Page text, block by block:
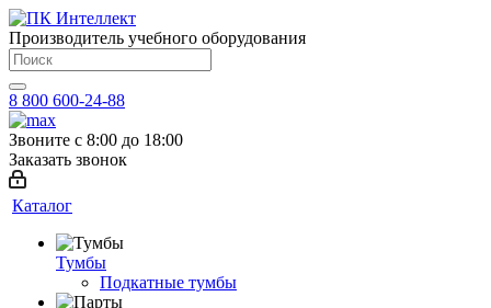
Производитель учебного оборудования
8 800 600-24-88
Звоните с 8:00 до 18:00
Заказать звонок
Каталог
Тумбы
Подкатные тумбы